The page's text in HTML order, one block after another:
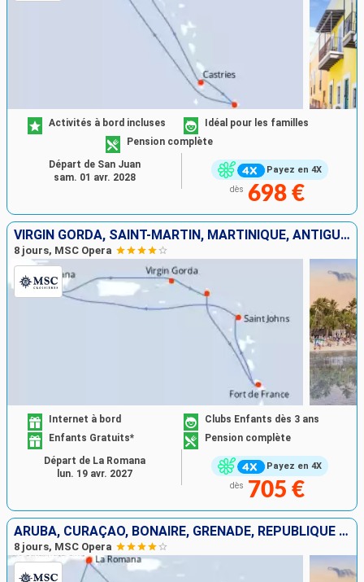
Payez en 4X
Activités à bord incluses
Idéal pour les familles
Pension complète
dès 698 €
Départ de San Juan
sam. 01 avr. 2028
VIRGIN GORDA, SAINT-MARTIN, MARTINIQUE, ANTIGUA-ET-BARBUDA, RÉPUBLIQUE DOMINICAINE
8 jours, MSC Opera
Payez en 4X
Internet à bord
Clubs Enfants dès 3 ans
Enfants Gratuits*
Pension complète
dès 705 €
Départ de La Romana
lun. 19 avr. 2027
ARUBA, CURAÇAO, BONAIRE, GRENADE, RÉPUBLIQUE DOMINICAINE
8 jours, MSC Opera